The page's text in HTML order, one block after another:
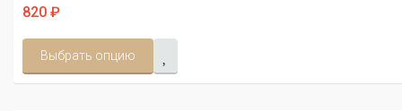
820 ₽
Выбрать опцию